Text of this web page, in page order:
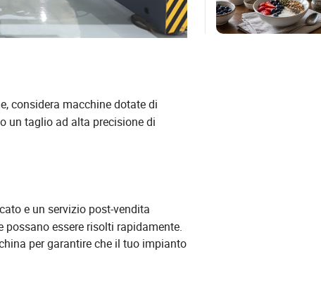
considera macchine dotate di
un taglio ad alta precisione di
e un servizio post-vendita
essere risolti rapidamente.
per garantire che il tuo impianto